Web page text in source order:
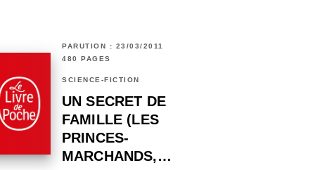
PARUTION : 23/03/2011
480 PAGES
SCIENCE-FICTION
UN SECRET DE
FAMILLE (LES
PRINCES-
MARCHANDS,…